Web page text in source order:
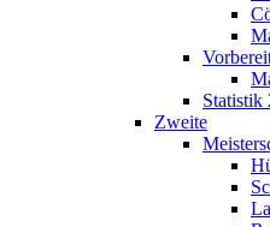
Statistik
Zweite